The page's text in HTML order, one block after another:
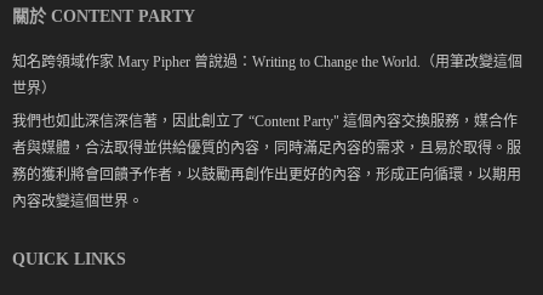
關於 CONTENT PARTY
知名跨領域作家 Mary Pipher 曾說過：Writing to Change the World.（用筆改變這個
世界）
我們也如此深信深信著，因此創立了 “Content Party" 這個內容交換服務，媒合作
者與媒體，合法取得並供給優質的內容，同時滿足內容的需求，且易於取得。服
務的獲利將會回饋予作者，以鼓勵再創作出更好的內容，形成正向循環，以期用
內容改變這個世界。
QUICK LINKS